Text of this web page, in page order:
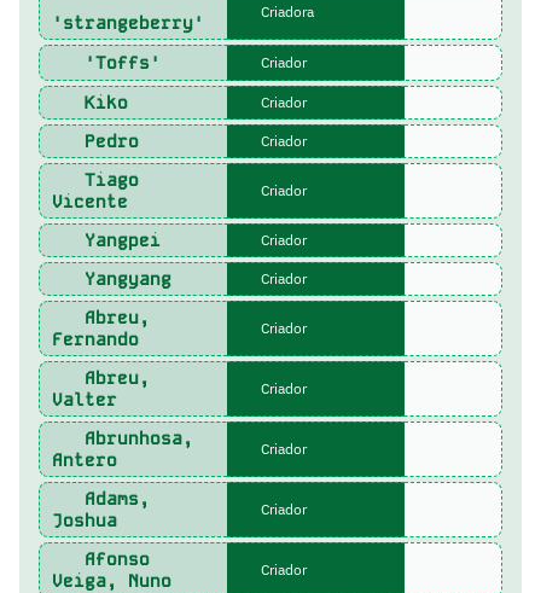
'strangeberry'
Criadora
'Toffs' Criador
Kiko Criador
Pedro Criador
Tiago
Vicente
Criador
Yangpei Criador
Yangyang Criador
Abreu,
Fernando
Criador
Abreu,
Valter
Criador
Abrunhosa,
Antero
Criador
Adams,
Joshua
Criador
Afonso
Veiga, Nuno
Criador